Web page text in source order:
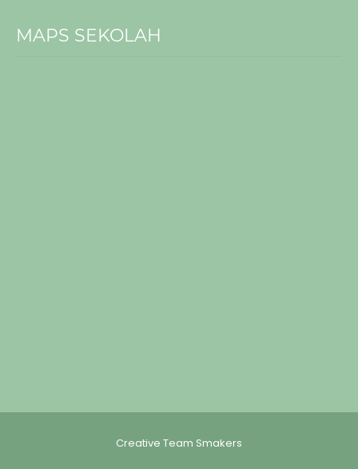
MAPS SEKOLAH
Creative Team Smakers